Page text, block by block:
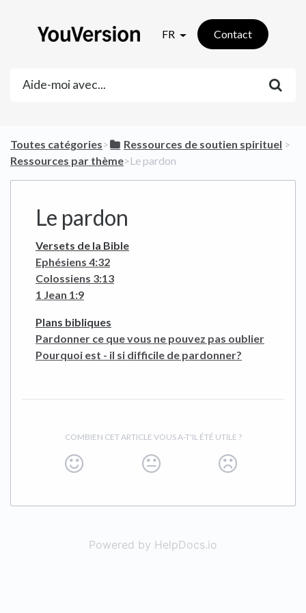
FR Contact
Toutes catégories​>​ ​Ressources de soutien spirituel ​ > ​
Ressources par thème​>​ Le pardon
Le pardon
Versets de la Bible
Ephésiens 4:32
Colossiens 3:13
1 Jean 1:9
Plans bibliques
Pardonner ce que vous ne pouvez pas oublier
Pourquoi est - il si difficile de pardonner?
COMBIEN CET ARTICLE VOUS A-T'IL ÉTÉ UTILE ?
Powered by HelpDocs.io